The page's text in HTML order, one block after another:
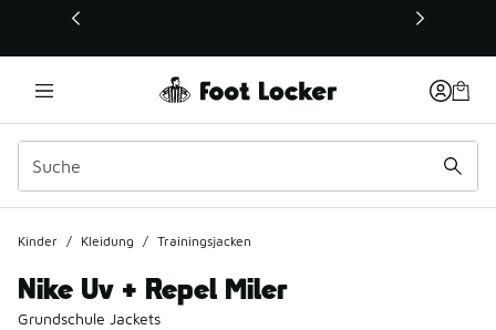
Dieser Link öffnet sich in einem neuen Fenster
Kinder / Kleidung / Trainingsjacken
Nike Uv + Repel Miler
Grundschule Jackets